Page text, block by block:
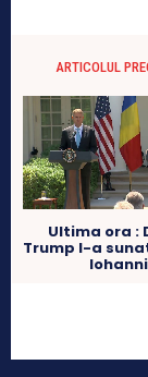
ARTICOLUL
Ultima ora :
Trump l-a